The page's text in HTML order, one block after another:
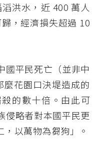
洪水，近 400 萬人
，經濟損失超過 10
國平民死亡（並非中
麼花園口決堤造成的
的數十倍。由此可
侵略者對本國平民更
以萬物為芻狗」。